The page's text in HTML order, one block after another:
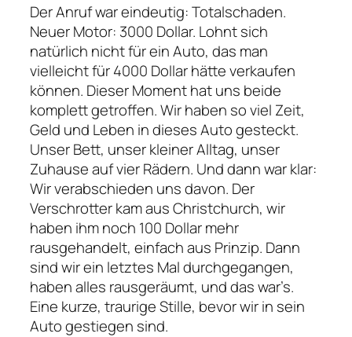
Der Anruf war eindeutig: Totalschaden.
Neuer Motor: 3000 Dollar. Lohnt sich
natürlich nicht für ein Auto, das man
vielleicht für 4000 Dollar hätte verkaufen
können. Dieser Moment hat uns beide
komplett getroffen. Wir haben so viel Zeit,
Geld und Leben in dieses Auto gesteckt.
Unser Bett, unser kleiner Alltag, unser
Zuhause auf vier Rädern. Und dann war klar:
Wir verabschieden uns davon. Der
Verschrotter kam aus Christchurch, wir
haben ihm noch 100 Dollar mehr
rausgehandelt, einfach aus Prinzip. Dann
sind wir ein letztes Mal durchgegangen,
haben alles rausgeräumt, und das war’s.
Eine kurze, traurige Stille, bevor wir in sein
Auto gestiegen sind.